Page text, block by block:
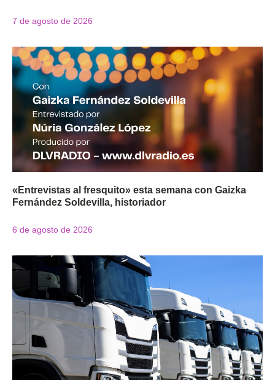
7 de agosto de 2026
«Entrevistas al fresquito» esta semana con Gaizka
Fernández Soldevilla, historiador
6 de agosto de 2026